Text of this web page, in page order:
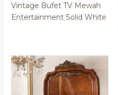
Vintage Bufet TV Mewah
Entertainment Solid White